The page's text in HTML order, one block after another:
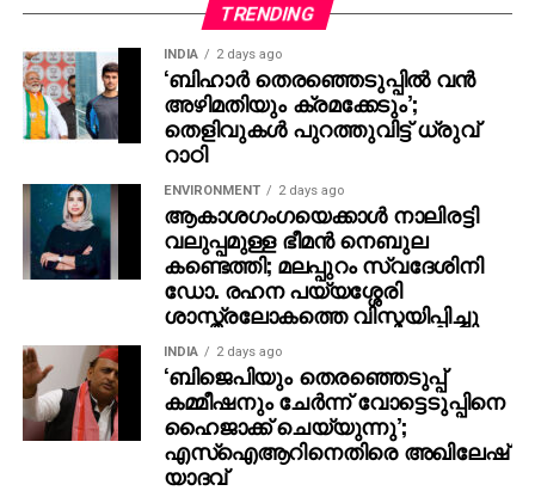
വടിവാളുമായി തിരികെ എത്തി. തുടര്‍ന്ന് ബാര്‍
ജീവനക്കാര്‍ക്ക് മര്‍ദനമേല്‍ക്കുകയും അക്രമം
ആവര്‍ത്തിച്ച് അഞ്ചുതവണ വരെ തിരിച്ചെത്തി
ആക്രമണം നടത്തിയതായും ബാര്‍ ഉടമ നല്‍കിയ
പരാതിയില്‍ പറയുന്നു. വിദ്യാഭ്യാസ
ആവശ്യങ്ങള്‍ക്കായി എറണാകുളത്ത് എത്തിയവരാണ്
പ്രതികളെന്ന് പൊലീസ് കണ്ടെത്തിയിട്ടുണ്ട്.
സംഭവത്തില്‍ അലീനയുടെ കൈക്ക് പരുക്കേല്‍ക്കുകയും
ചെയ്തു.
TRENDING
INDIA 2 days ago
‘ബിഹാർ തെരഞ്ഞെടുപ്പിൽ വൻ
അഴിമതിയും ക്രമക്കേടും’;
തെളിവുകൾ പുറത്തുവിട്ട് ധ്രുവ്
റാഠി
ENVIRONMENT 2 days ago
ആകാശഗംഗയെക്കാള്‍ നാലിരട്ടി
വലുപ്പമുള്ള ഭീമന്‍ നെബുല
കണ്ടെത്തി; മലപ്പുറം സ്വദേശിനി
ഡോ. രഹന പയ്യശ്ശേരി
ശാസ്ത്രലോകത്തെ വിസ്മയിപ്പിച്ചു
INDIA 2 days ago
‘ബിജെപിയും തെരഞ്ഞെടുപ്പ്
കമ്മീഷനും ചേർന്ന് വോട്ടെടുപ്പിനെ
ഹൈജാക്ക് ചെയ്യുന്നു’;
എസ്ഐആറിനെതിരെ അഖിലേഷ്
യാദവ്